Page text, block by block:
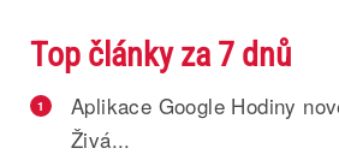
Top články za 7 dnů
1
Aplikace Google Hodiny
Živá...